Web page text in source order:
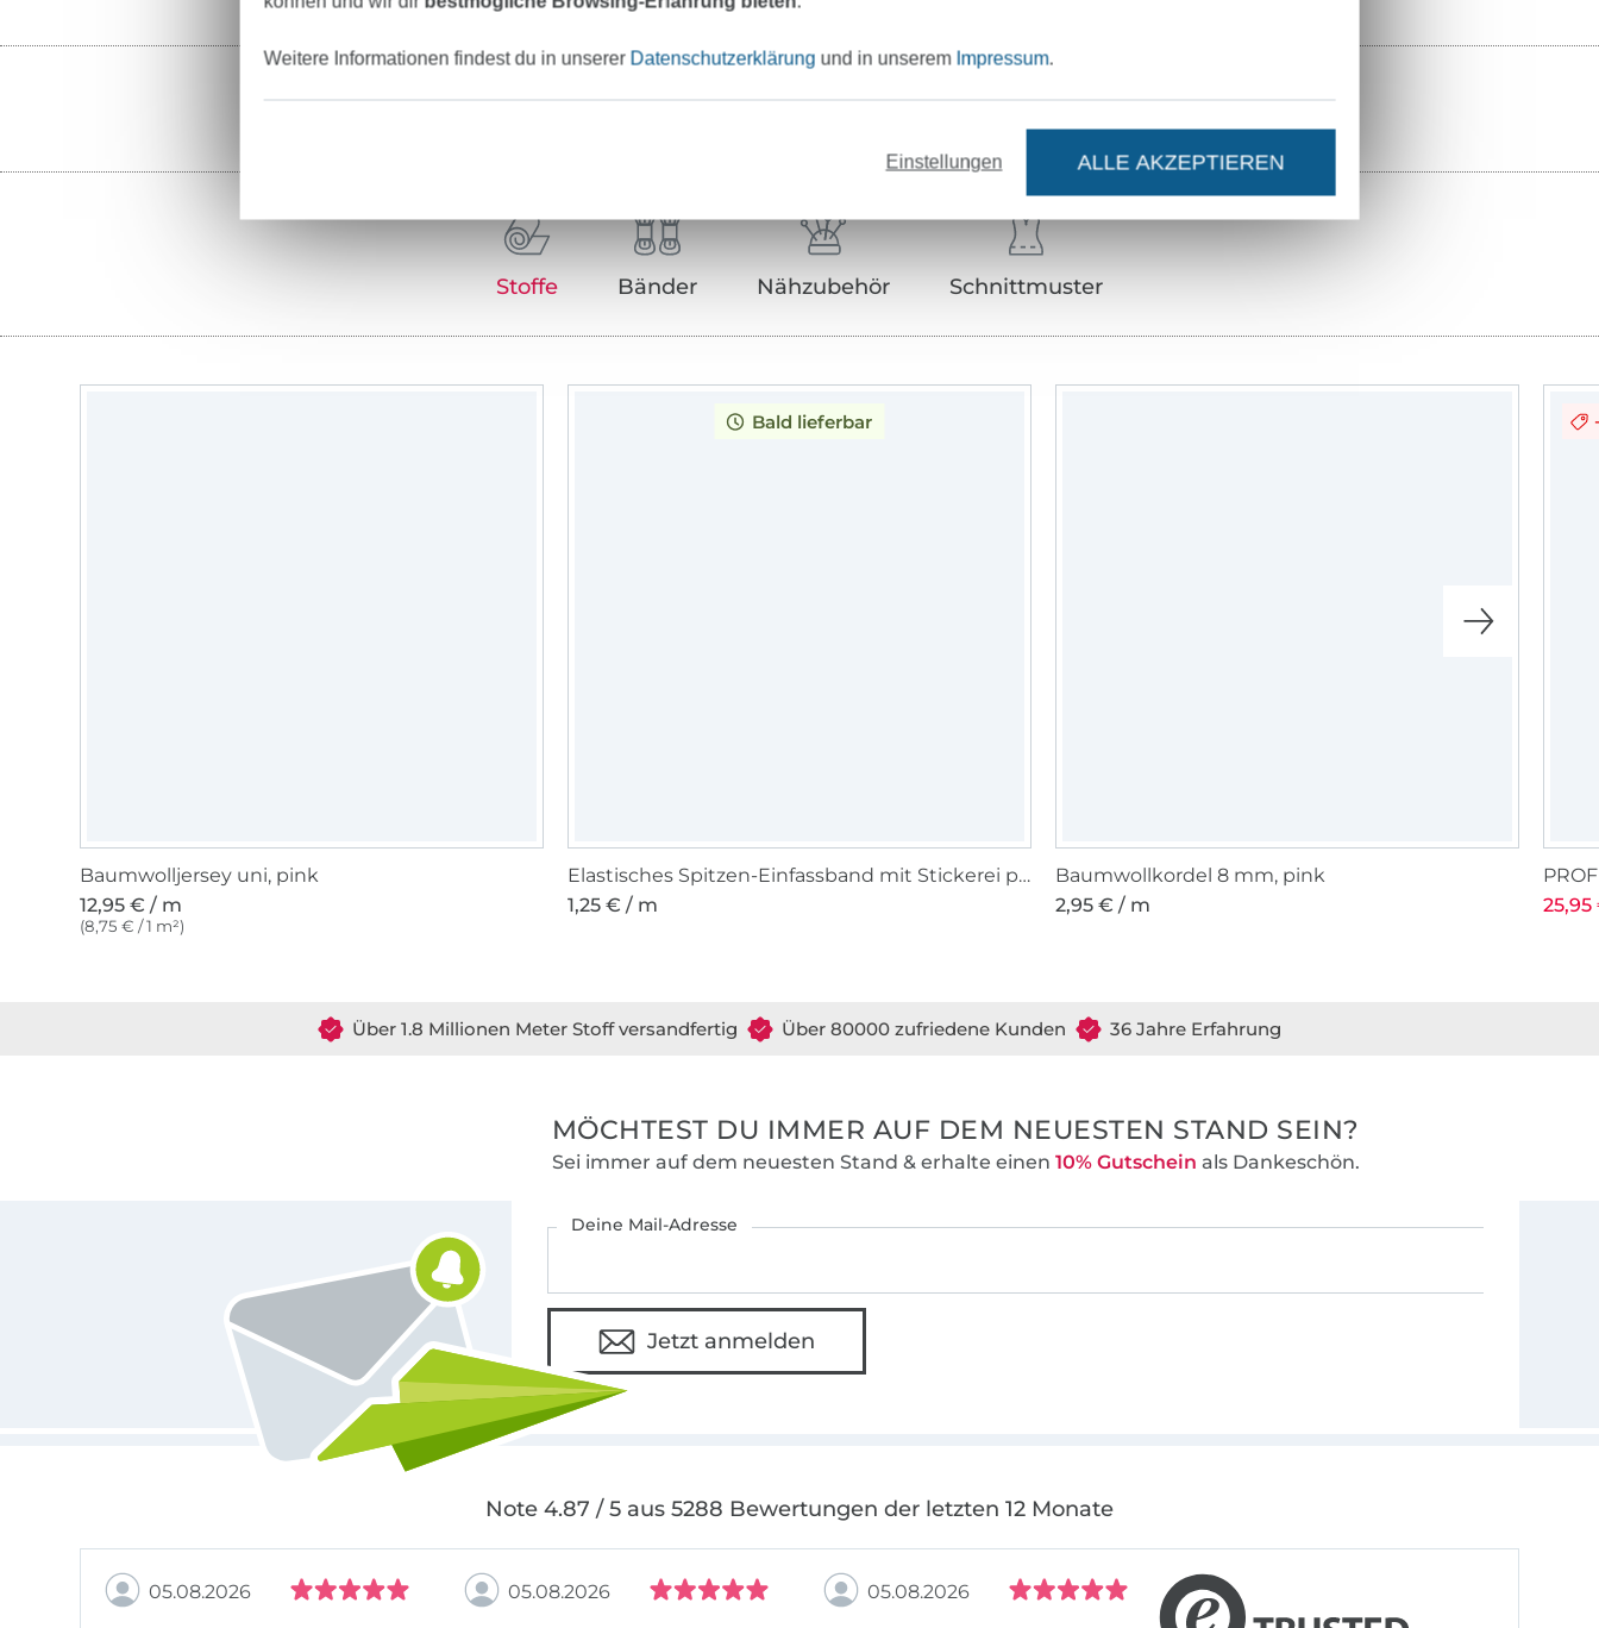
Unser Tipp: Das passt dazu
Stoffe Bänder Nähzubehör Schnittmuster
Baumwolljersey uni, pink
12,95 € / m
(8,75 € / 1 m²)
Bald lieferbar
Elastisches Spitzen-Einfassband mit Stickerei pink 12 mm
1,25 € / m
Baumwollkordel 8 mm, pink
2,95 € / m
Über 1.8 Millionen Meter Stoff versandfertig Über 80000 zufriedene Kunden 36 Jahre Erfahrung
MÖCHTEST DU IMMER AUF DEM NEUESTEN STAND SEIN?
Sei immer auf dem neuesten Stand & erhalte einen 10% Gutschein als Dankeschön.
Deine Mail-Adresse
Jetzt anmelden
Note 4.87 / 5 aus 5288 Bewertungen der letzten 12 Monate
05.08.2026
05.08.2026
05.08.2026
Weitere Informationen findest du in unserer Datenschutzerklärung und in unserem Impressum.
Einstellungen ALLE AKZEPTIEREN